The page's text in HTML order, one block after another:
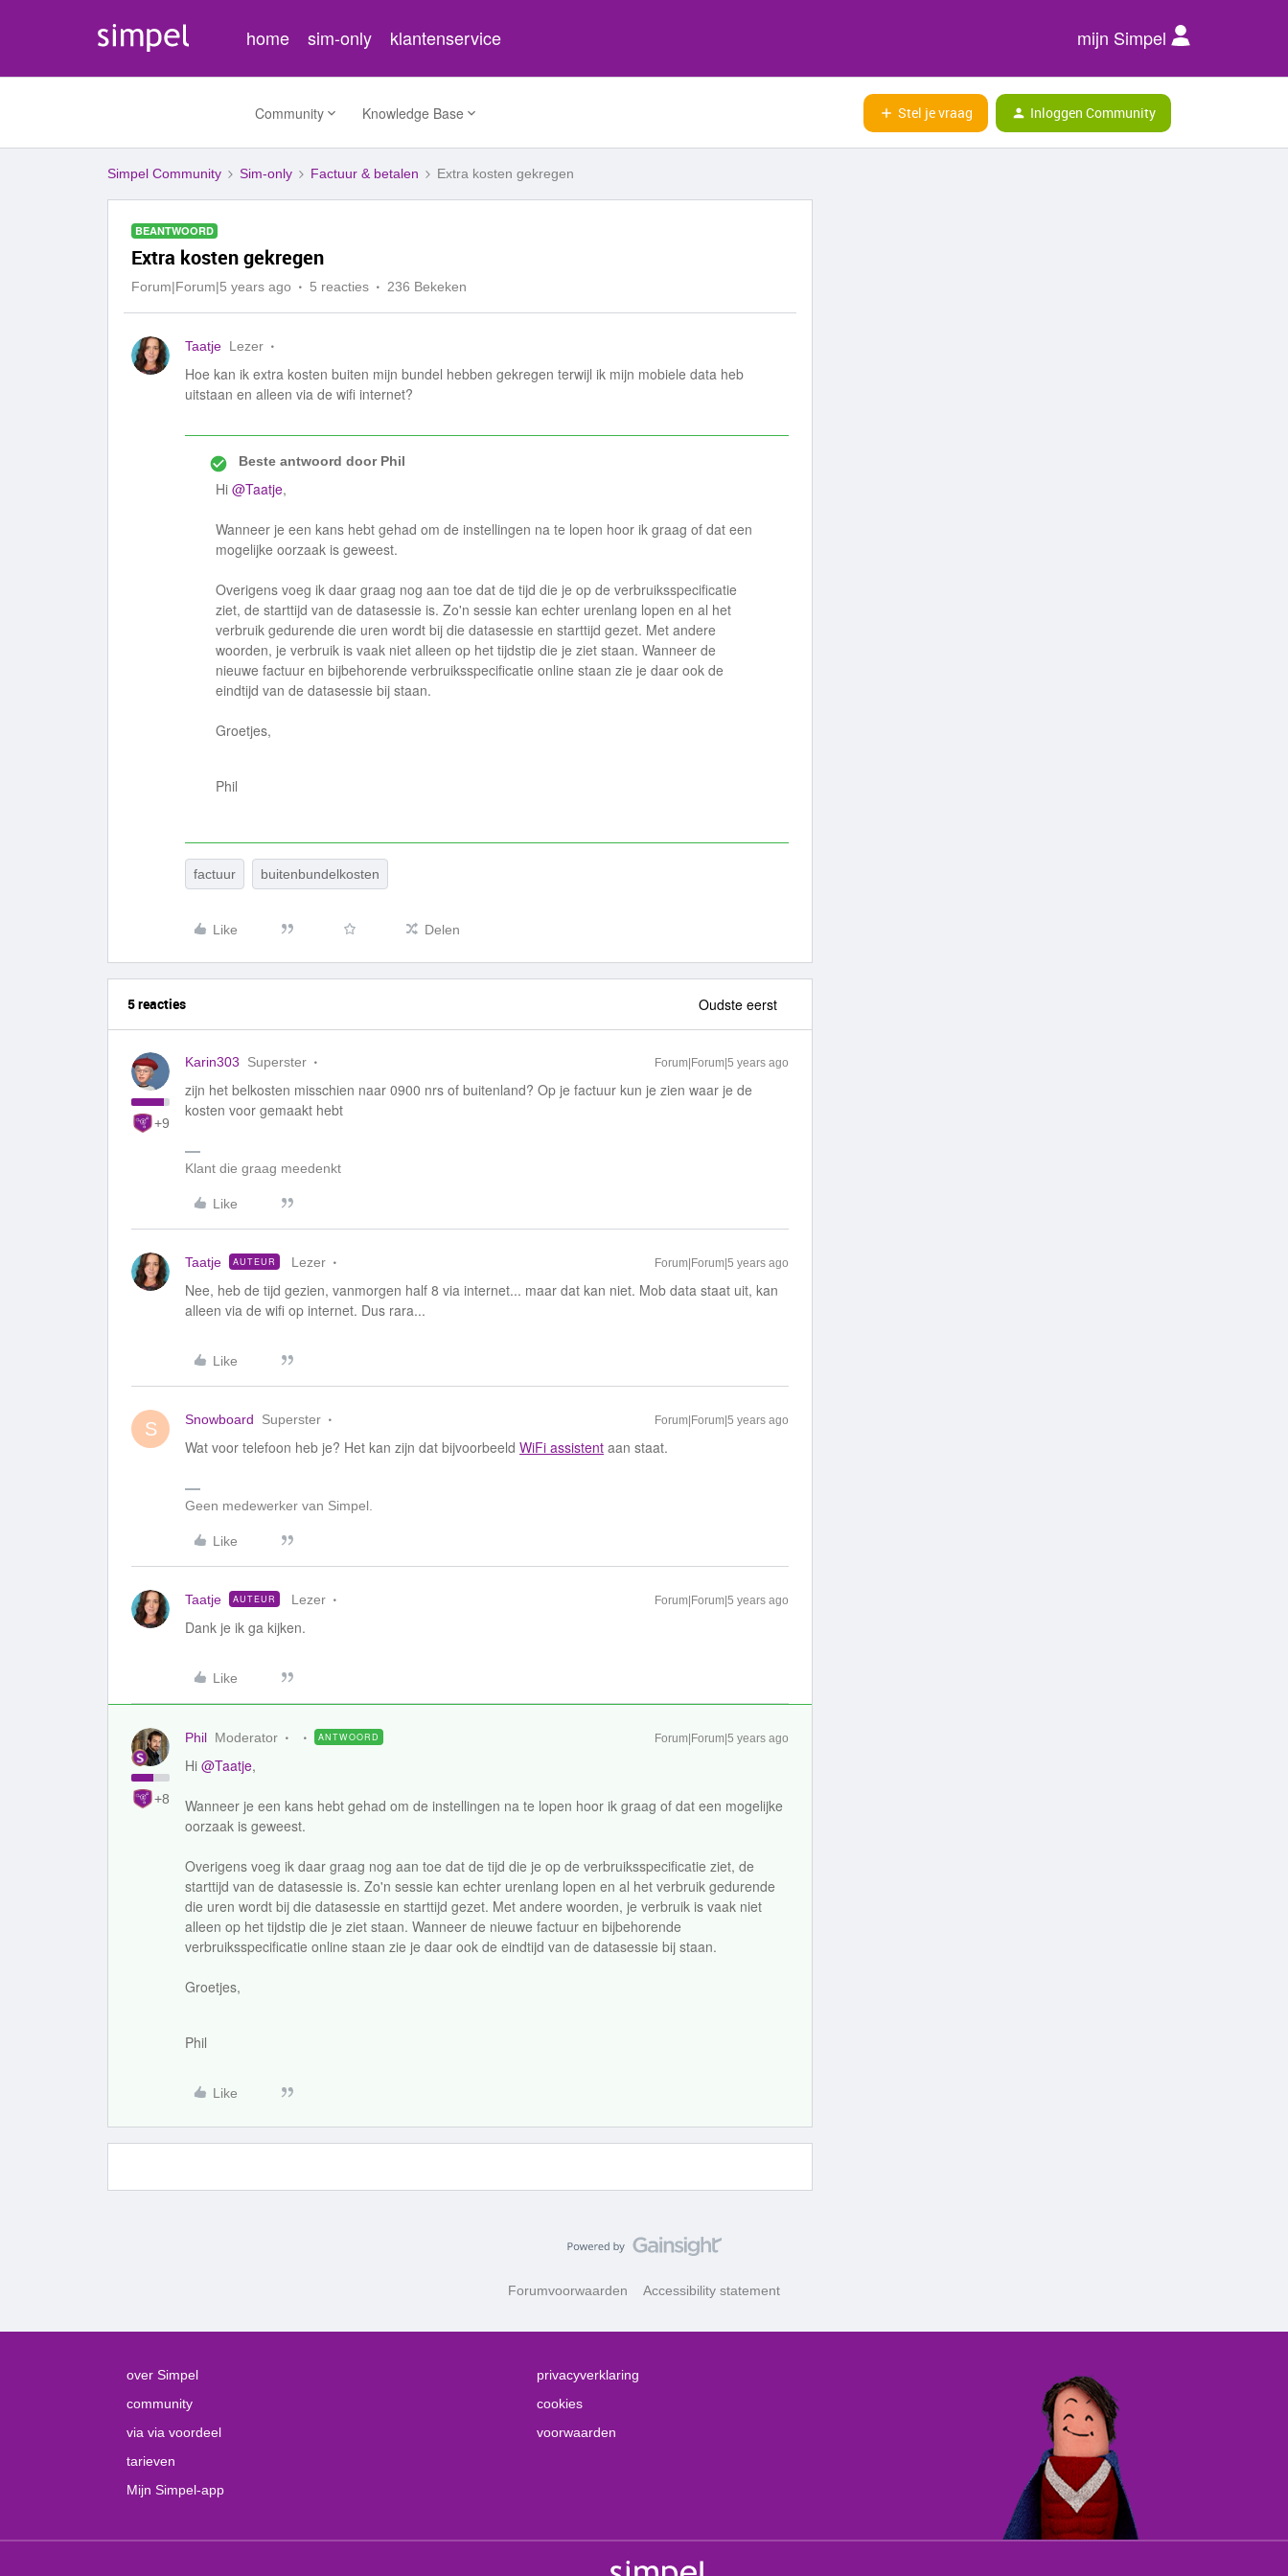
home sim-only klantenservice mijn Simpel
Community Knowledge Base Stel je vraag Inloggen Community
Simpel Community Sim-only Factuur & betalen Extra kosten gekregen
BEANTWOORD
Extra kosten gekregen
Forum|Forum|5 years ago 5 reacties 236 Bekeken
Taatje Lezer
Hoe kan ik extra kosten buiten mijn bundel hebben gekregen terwijl ik mijn mobiele data heb
uitstaan en alleen via de wifi internet?
Beste antwoord doorPhil
Hi @Taatje,
Wanneer je een kans hebt gehad om de instellingen na te lopen hoor ik graag of dat een
mogelijke oorzaak is geweest.
Overigens voeg ik daar graag nog aan toe dat de tijd die je op de verbruiksspecificatie
ziet, de starttijd van de datasessie is. Zo'n sessie kan echter urenlang lopen en al het
verbruik gedurende die uren wordt bij die datasessie en starttijd gezet. Met andere
woorden, je verbruik is vaak niet alleen op het tijdstip die je ziet staan. Wanneer de
nieuwe factuur en bijbehorende verbruiksspecificatie online staan zie je daar ook de
eindtijd van de datasessie bij staan.
Groetjes,
Phil
factuur buitenbundelkosten
Like Delen
5 reacties Oudste eerst
+9
Karin303 Superster Forum|Forum|5 years ago
zijn het belkosten misschien naar 0900 nrs of buitenland? Op je factuur kun je zien waar je de
kosten voor gemaakt hebt
Klant die graag meedenkt
Like
Taatje AUTEUR Lezer Forum|Forum|5 years ago
Nee, heb de tijd gezien, vanmorgen half 8 via internet... maar dat kan niet. Mob data staat uit, kan
alleen via de wifi op internet. Dus rara...
Like
S Snowboard Superster Forum|Forum|5 years ago
Wat voor telefoon heb je? Het kan zijn dat bijvoorbeeld WiFi assistent aan staat.
Geen medewerker van Simpel.
Like
Taatje AUTEUR Lezer Forum|Forum|5 years ago
Dank je ik ga kijken.
Like
+8
Phil Moderator ANTWOORD Forum|Forum|5 years ago
Hi @Taatje,
Wanneer je een kans hebt gehad om de instellingen na te lopen hoor ik graag of dat een mogelijke
oorzaak is geweest.
Overigens voeg ik daar graag nog aan toe dat de tijd die je op de verbruiksspecificatie ziet, de
starttijd van de datasessie is. Zo'n sessie kan echter urenlang lopen en al het verbruik gedurende
die uren wordt bij die datasessie en starttijd gezet. Met andere woorden, je verbruik is vaak niet
alleen op het tijdstip die je ziet staan. Wanneer de nieuwe factuur en bijbehorende
verbruiksspecificatie online staan zie je daar ook de eindtijd van de datasessie bij staan.
Groetjes,
Phil
Like
Forumvoorwaarden Accessibility statement
over Simpel
community
via via voordeel
tarieven
Mijn Simpel-app
privacyverklaring
cookies
voorwaarden